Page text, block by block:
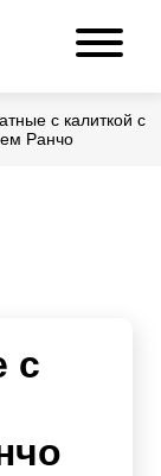
с калиткой с
Ранчо
с